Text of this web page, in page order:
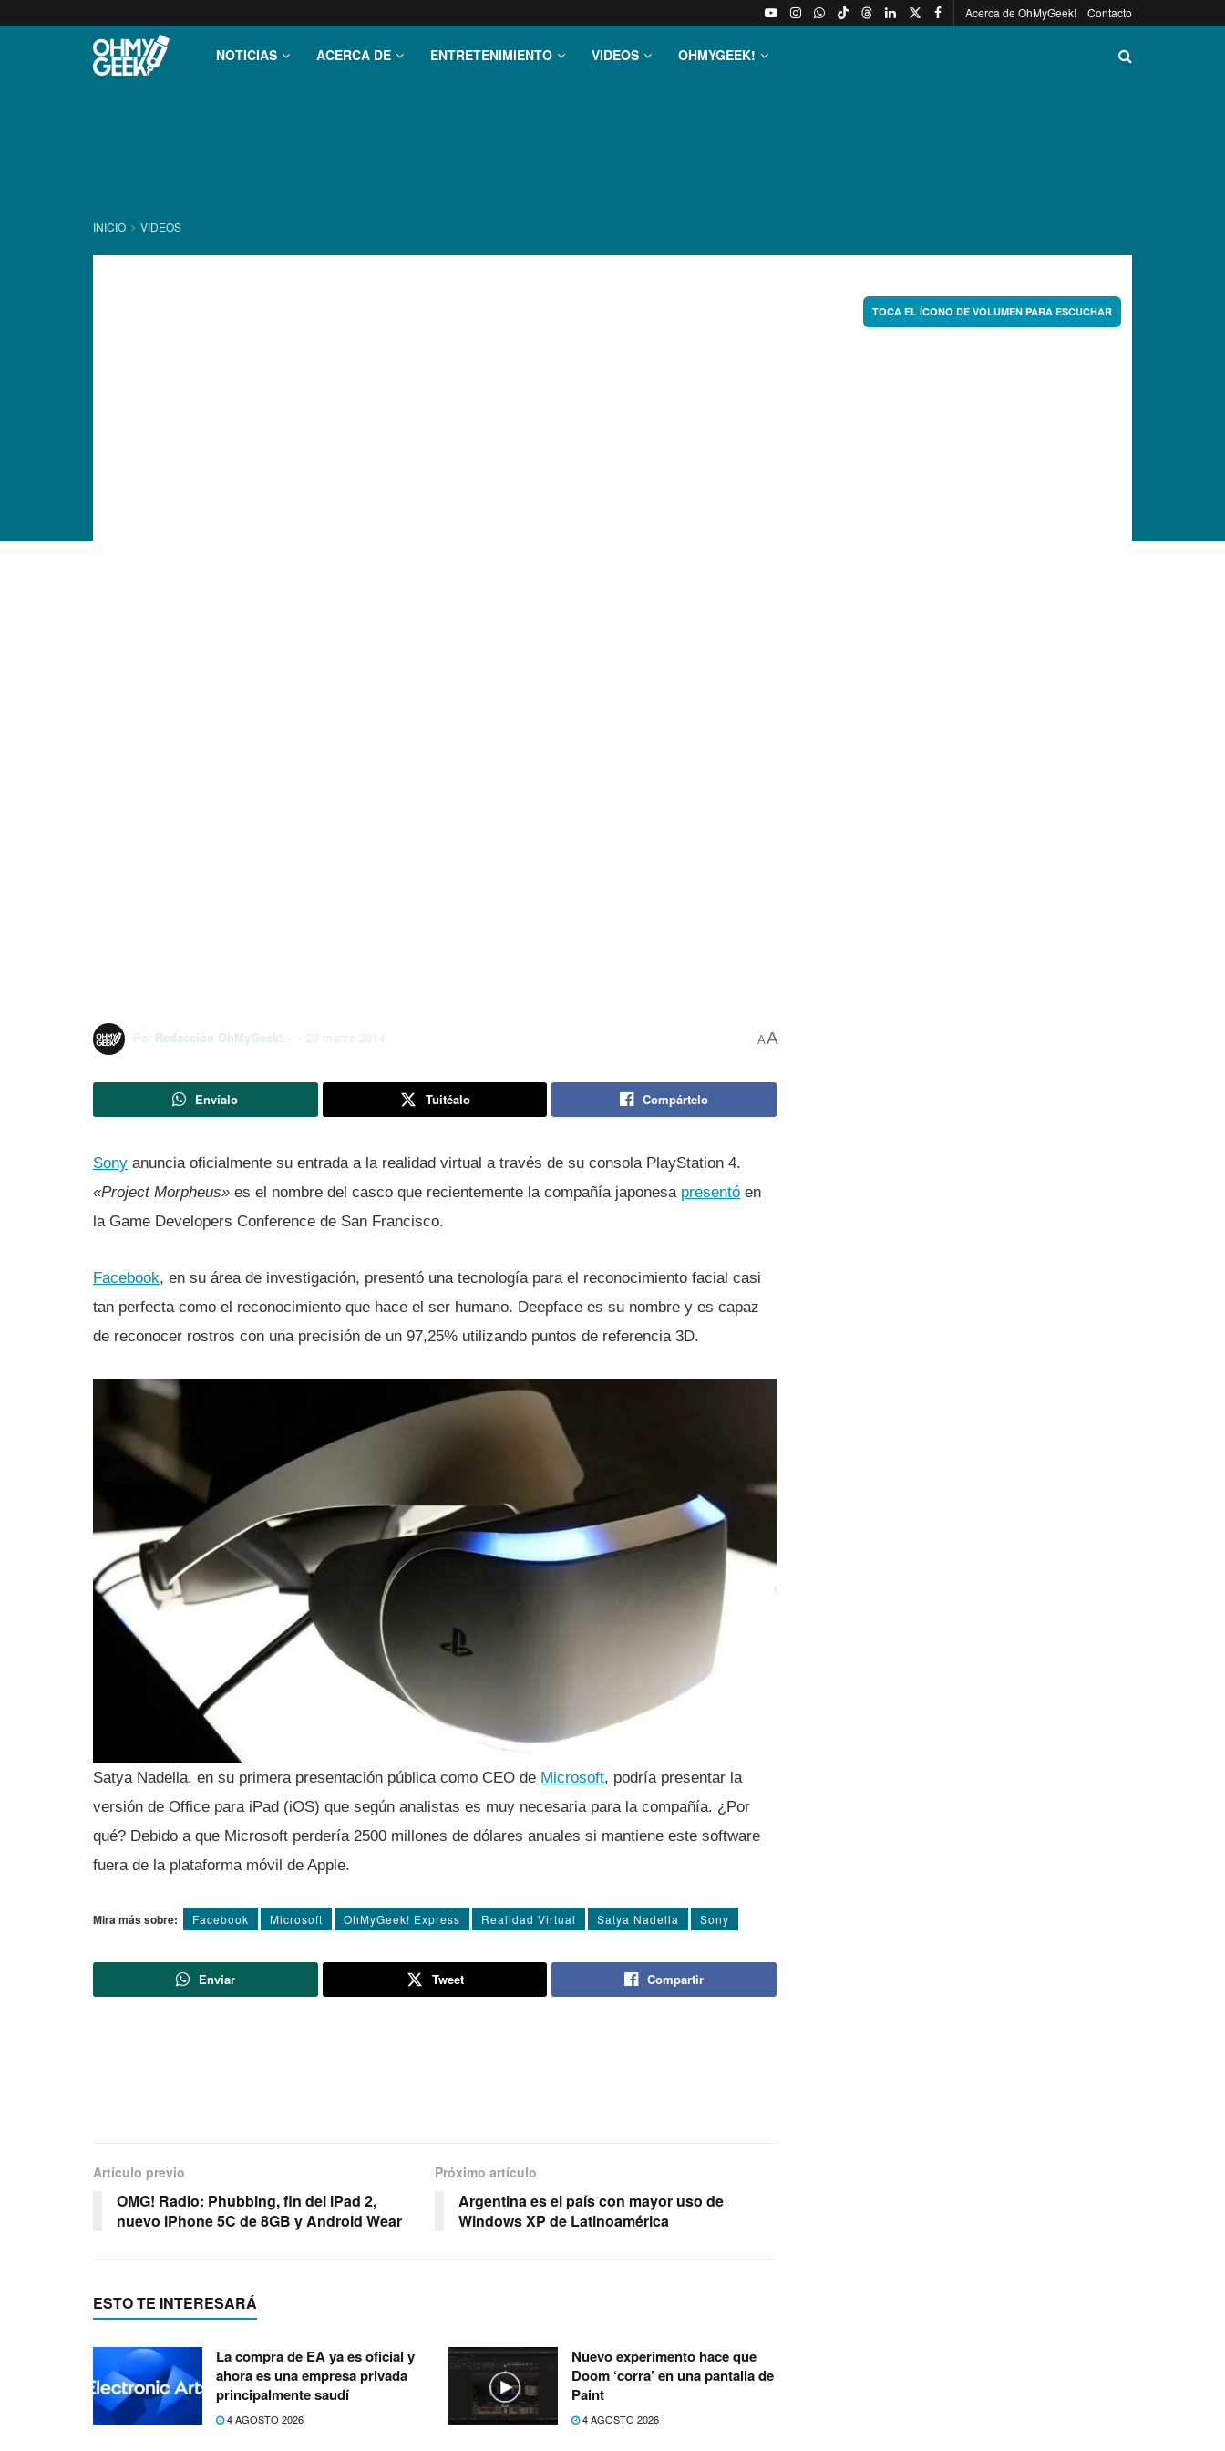
Acerca de OhMyGeek! Contacto
NOTICIAS ACERCA DE ENTRETENIMIENTO VIDEOS OHMYGEEK!
INICIO VIDEOS
Por Redacción OhMyGeek! 20 marzo 2014 AA
Envíalo Tuitéalo Compártelo
Sony anuncia oficialmente su entrada a la realidad virtual a través de su consola PlayStation 4.
«Project Morpheus» es el nombre del casco que recientemente la compañí­a japonesa presentó en
la Game Developers Conference de San Francisco.
Facebook, en su área de investigación, presentó una tecnologí­a para el reconocimiento facial casi
tan perfecta como el reconocimiento que hace el ser humano. Deepface es su nombre y es capaz
de reconocer rostros con una precisión de un 97,25% utilizando puntos de referencia 3D.
Satya Nadella, en su primera presentación pública como CEO de Microsoft, podrí­a presentar la
versión de Office para iPad (iOS) que según analistas es muy necesaria para la compañí­a. ¿Por
qué? Debido a que Microsoft perderí­a 2500 millones de dólares anuales si mantiene este software
fuera de la plataforma móvil de Apple.
Mira más sobre: Facebook Microsoft OhMyGeek! Express Realidad Virtual Satya Nadella Sony
Enviar Tweet Compartir
Artículo previo
OMG! Radio: Phubbing, fin del iPad 2,
nuevo iPhone 5C de 8GB y Android Wear
Próximo artículo
Argentina es el paí­s con mayor uso de
Windows XP de Latinoamérica
ESTO TE INTERESARÁ
La compra de EA ya es oficial y
ahora es una empresa privada
principalmente saudí
4 AGOSTO 2026
Nuevo experimento hace que
Doom ‘corra’ en una pantalla de
Paint
4 AGOSTO 2026